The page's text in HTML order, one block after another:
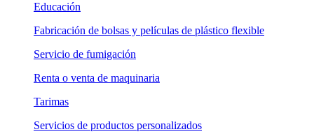
Educación
Fabricación de bolsas y películas de plástico flexible
Servicio de fumigación
Renta o venta de maquinaria
Tarimas
Servicios de productos personalizados